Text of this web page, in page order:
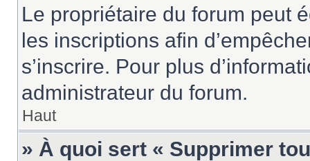
Le propriétaire du forum peut
les inscriptions afin
s’inscrire. Pour plus
administrateur du forum.
Haut
» À quoi sert « Supprimer